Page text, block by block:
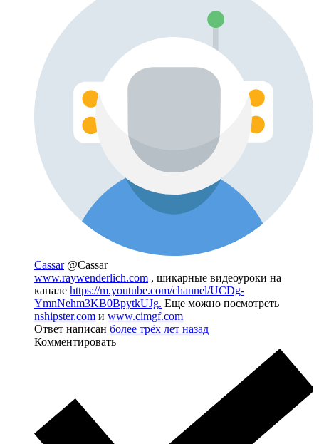
Cassar @Cassar
www.raywenderlich.com , шикарные видеоуроки на
канале https://m.youtube.com/channel/UCDg-
YmnNehm3KB0BpytkUJg. Еще можно посмотреть
nshipster.com и www.cimgf.com
Ответ написан более трёх лет назад
Комментировать